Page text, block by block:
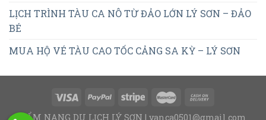
LỊCH TRÌNH TÀU CA NÔ TỪ ĐẢO LỚN LÝ SƠN – ĐẢO
BÉ
MUA HỘ VÉ TÀU CAO TỐC CẢNG SA KỲ – LÝ SƠN
CẨM NANG DU LỊCH LÝ SƠN | vanca0501@gmail.com